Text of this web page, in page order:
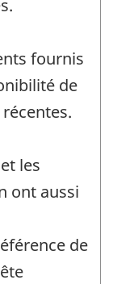
fournis
de
les
ont aussi
de